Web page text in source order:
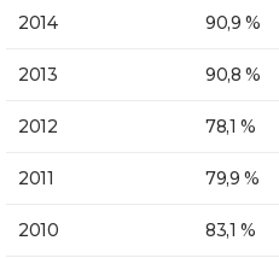
2014 90,9 %
2013 90,8 %
2012 78,1 %
2011 79,9 %
2010 83,1 %